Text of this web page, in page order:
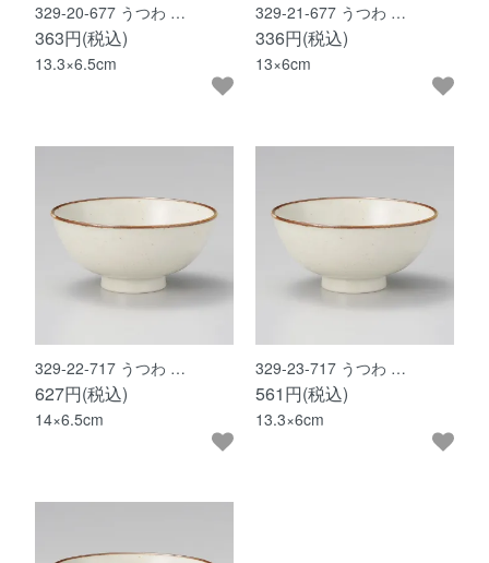
329-20-677 うつわ …
363円(税込)
13.3×6.5cm
329-21-677 うつわ …
336円(税込)
13×6cm
329-22-717 うつわ …
627円(税込)
14×6.5cm
329-23-717 うつわ …
561円(税込)
13.3×6cm